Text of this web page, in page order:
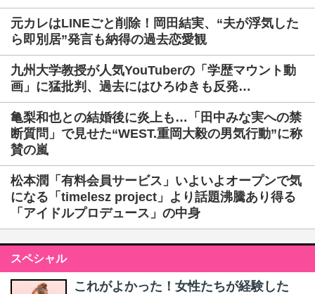
元カレはLINEごと削除！岡田結実、“夫が浮気した
ら即別居”発言も納得の過去恋愛観
九州大学教授が人気YouTuberの「学歴マウント動
画」に猛批判、過去にはひろゆきも反発…
亀梨和也との結婚後に炎上も…「田中みな実への禁
断質問」で見せた“WEST.重岡大毅の男気行動”に称
賛の嵐
松本潤「有料会員サービス」いよいよオープンで気
になる「timelesz project」より話題沸騰あり得る
「アイドルプロデュース」の中身
スペシャル
これがよかった！女性たちが経験した